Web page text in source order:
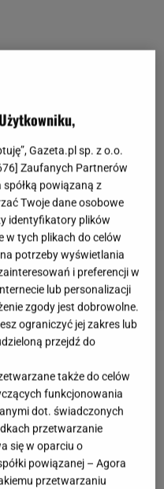
podróży, żeby poczuć,
weekend. Toruń jest
dobrze działają
na jedną noc,
dobrego, wejść nad
krótki wyjazd miał
miasto piernika i
Gazeta.pl sp. z o.o.
] Zaufanych Partnerów
spółką powiązaną z
Twoje dane osobowe
identyfikatory plików
w tych plikach do celów
potrzeby wyświetlania
i preferencji w
lub personalizacji
zgody jest dobrowolne.
ograniczyć jej zakres lub
przejdź do
także do celów
funkcjonowania
dot. świadczonych
przetwarzanie
się w oparciu o
powiązanej – Agora
przetwarzaniu